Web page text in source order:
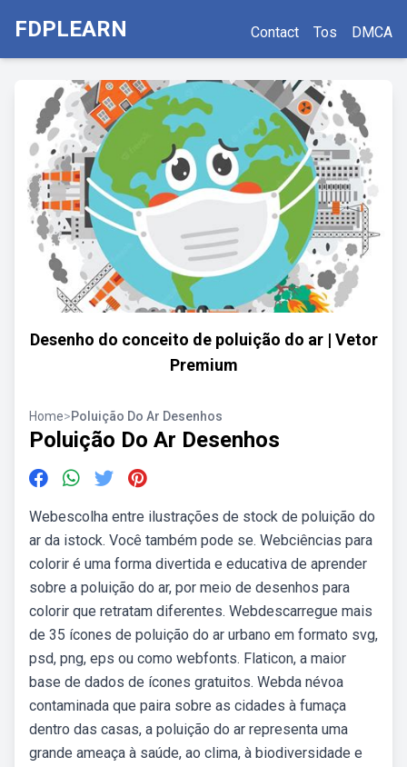
FDPLEARN Contact Tos DMCA
Desenho do conceito de poluição do ar | Vetor
Premium
Home>Poluição Do Ar Desenhos
Poluição Do Ar Desenhos
Webescolha entre ilustrações de stock de poluição do
ar da istock. Você também pode se. Webciências para
colorir é uma forma divertida e educativa de aprender
sobre a poluição do ar, por meio de desenhos para
colorir que retratam diferentes. Webdescarregue mais
de 35 ícones de poluição do ar urbano em formato svg,
psd, png, eps ou como webfonts. Flaticon, a maior
base de dados de ícones gratuitos. Webda névoa
contaminada que paira sobre as cidades à fumaça
dentro das casas, a poluição do ar representa uma
grande ameaça à saúde, ao clima, à biodiversidade e